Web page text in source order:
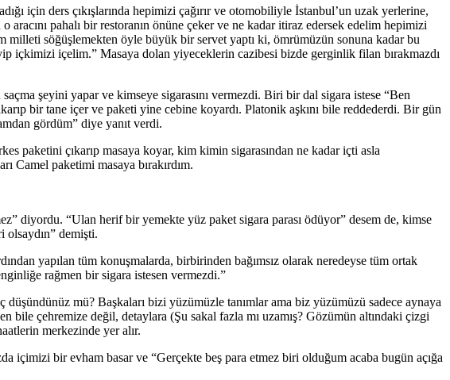
için ders çıkışlarında hepimizi çağırır ve otomobiliyle İstanbul’un uzak yerlerine,
pahalı bir restoranın önüne çeker ve ne kadar itiraz edersek edelim hepimizi
milleti söğüşlemekten öyle büyük bir servet yaptı ki, ömrümüzün sonuna kadar bu
içkimizi içelim.” Masaya dolan yiyeceklerin cazibesi bizde gerginlik filan bırakmazdı
şeyini yapar ve kimseye sigarasını vermezdi. Biri bir dal sigara istese “Ben
bir tane içer ve paketi yine cebine koyardı. Platonik aşkını bile reddederdi. Bir gün
gördüm” diye yanıt verdi.
paketini çıkarıp masaya koyar, kim kimin sigarasından ne kadar içti asla
Camel paketimi masaya bırakırdım.
diyordu. “Ulan herif bir yemekte yüz paket sigara parası ödüyor” desem de, kimse
olsaydın” demişti.
yapılan tüm konuşmalarda, birbirinden bağımsız olarak neredeyse tüm ortak
rağmen bir sigara istesen vermezdi.”
mü? Başkaları bizi yüzümüzle tanımlar ama biz yüzümüzü sadece aynaya
bile çehremize değil, detaylara (Şu sakal fazla mı uzamış? Gözümün altındaki çizgi
merkezinde yer alır.
içimizi bir evham basar ve “Gerçekte beş para etmez biri olduğum acaba bugün açığa